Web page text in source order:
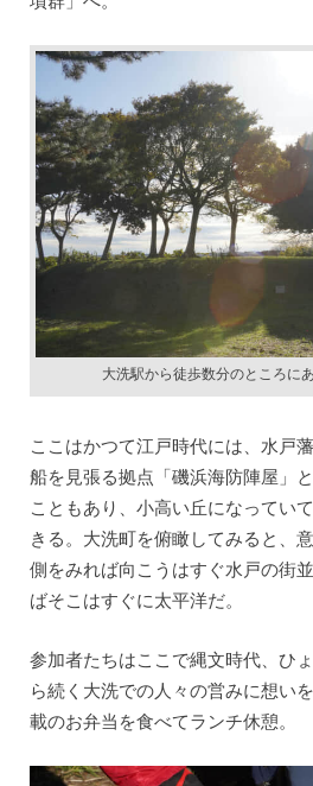
大洗駅から徒歩数分のところに
ここはかつて江戸時代には、水戸
船を見張る拠点「磯浜海防陣屋」
こともあり、小高い丘になってい
きる。大洗町を俯瞰してみると、
側をみれば向こうはすぐ水戸の街
ばそこはすぐに太平洋だ。
参加者たちはここで縄文時代、ひ
ら続く大洗での人々の営みに想い
載のお弁当を食べてランチ休憩。